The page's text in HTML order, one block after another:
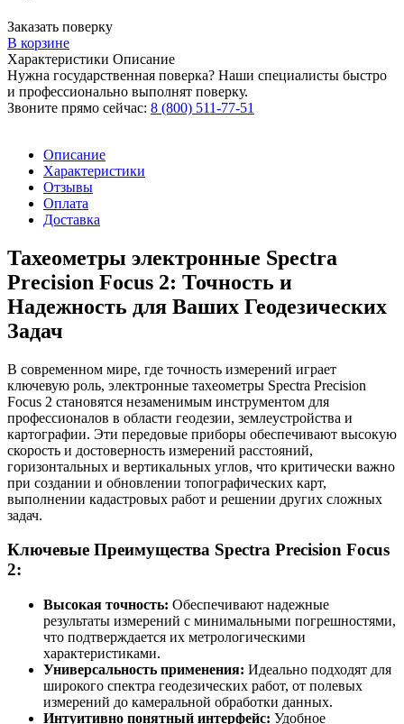
Заказать поверку
В корзине
Характеристики Описание
Нужна государственная поверка? Наши специалисты быстро
и профессионально выполнят поверку.
Звоните прямо сейчас: 8 (800) 511-77-51
Описание
Характеристики
Отзывы
Оплата
Доставка
Тахеометры электронные Spectra
Precision Focus 2: Точность и
Надежность для Ваших Геодезических
Задач
В современном мире, где точность измерений играет
ключевую роль, электронные тахеометры Spectra Precision
Focus 2 становятся незаменимым инструментом для
профессионалов в области геодезии, землеустройства и
картографии. Эти передовые приборы обеспечивают высокую
скорость и достоверность измерений расстояний,
горизонтальных и вертикальных углов, что критически важно
при создании и обновлении топографических карт,
выполнении кадастровых работ и решении других сложных
задач.
Ключевые Преимущества Spectra Precision Focus
2:
Высокая точность: Обеспечивают надежные
результаты измерений с минимальными погрешностями,
что подтверждается их метрологическими
характеристиками.
Универсальность применения: Идеально подходят для
широкого спектра геодезических работ, от полевых
измерений до камеральной обработки данных.
Интуитивно понятный интерфейс: Удобное